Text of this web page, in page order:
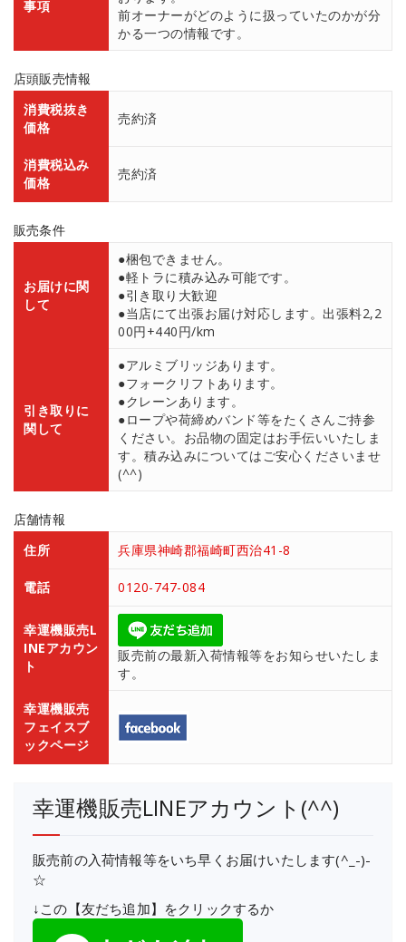
事項
前オーナーがどのように扱っていたのかが分
かる一つの情報です。
店頭販売情報
消費税抜き
価格
売約済
消費税込み
価格
売約済
販売条件
お届けに関
して
●梱包できません。
●軽トラに積み込み可能です。
●引き取り大歓迎
●当店にて出張お届け対応します。出張料2,2
00円+440円/km
引き取りに
関して
●アルミブリッジあります。
●フォークリフトあります。
●クレーンあります。
●ロープや荷締めバンド等をたくさんご持参
ください。お品物の固定はお手伝いいたしま
す。積み込みについてはご安心くださいませ
(^^)
店舗情報
住所
兵庫県神崎郡福崎町西治41-8
電話 0120-747-084
幸運機販売L
INEアカウン
ト
販売前の最新入荷情報等をお知らせいたしま
す。
幸運機販売
フェイスブ
ックページ
幸運機販売LINEアカウント(^^)
販売前の入荷情報等をいち早くお届けいたします(^_-)-
☆
↓この【友だち追加】をクリックするか